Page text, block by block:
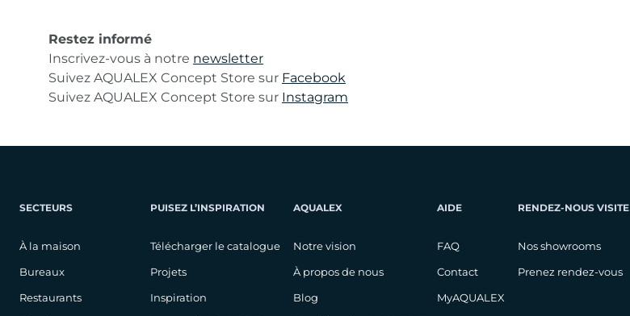
Restez informé
Inscrivez-vous à notre newsletter
Suivez AQUALEX Concept Store sur Facebook
Suivez AQUALEX Concept Store sur Instagram
SECTEURS
À la maison
Bureaux
Restaurants
PUISEZ L’INSPIRATION
Télécharger le catalogue
Projets
Inspiration
AQUALEX
Notre vision
À propos de nous
Blog
AIDE
FAQ
Contact
MyAQUALEX
RENDEZ-NOUS VISITE
Nos showrooms
Prenez rendez-vous